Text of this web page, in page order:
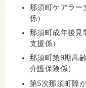
那須町ケアラー
係）
那須町成年後見
支援係）
那須町第9期高
介護保険係）
第5次那須町障